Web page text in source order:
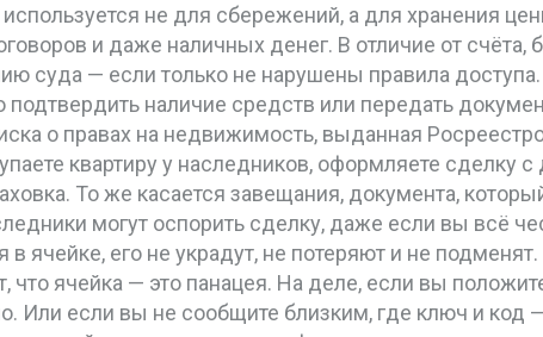
используется не для сбережений, а для хранения
и даже наличных денег. В отличие от счёта,
суда — если только не нарушены правила доступа.
наличие средств или передать
о правах на недвижимость, выданная
квартиру у наследников, оформляете сделку
То же касается завещания, документа,
могут оспорить сделку, даже если вы всё
в ячейке, его не украдут, не потеряют и не подменят.
ячейка — это панацея. На деле, если вы
Или если вы не сообщите близким, где ключ и